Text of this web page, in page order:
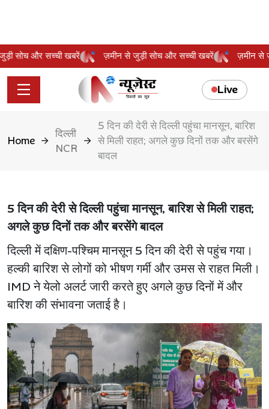
जुड़ी सोच और सच्ची खबरें ज़मीन से जुड़ी सोच और सच्ची खबरें ज़मीन
Live
Home
दिल्ली
NCR
5 दिन की देरी से दिल्ली पहुंचा मानसून, बारिश
से मिली राहत; अगले कुछ दिनों तक और बरसेंगे
बादल
5 दिन की देरी से दिल्ली पहुंचा मानसून, बारिश से मिली राहत;
अगले कुछ दिनों तक और बरसेंगे बादल
दिल्ली में दक्षिण-पश्चिम मानसून 5 दिन की देरी से पहुंच गया।
हल्की बारिश से लोगों को भीषण गर्मी और उमस से राहत मिली।
IMD ने येलो अलर्ट जारी करते हुए अगले कुछ दिनों में और
बारिश की संभावना जताई है।